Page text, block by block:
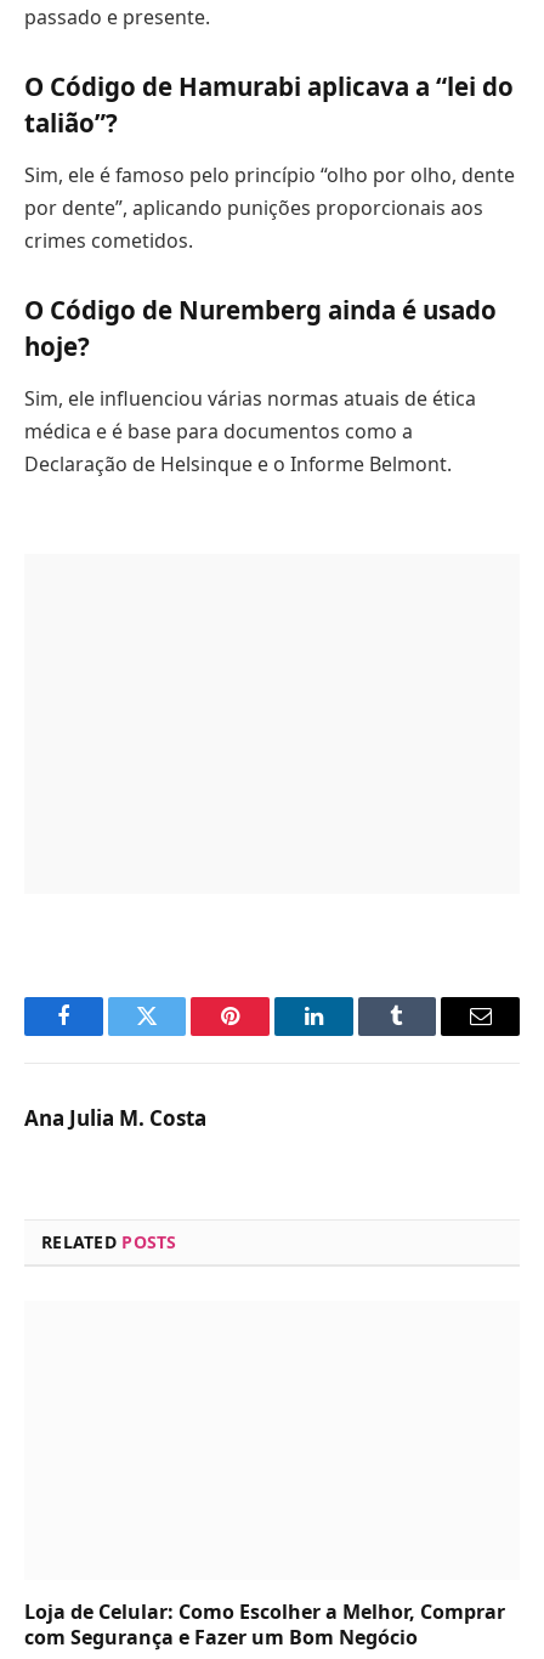
passado e presente.
O Código de Hamurabi aplicava a “lei do
talião”?
Sim, ele é famoso pelo princípio “olho por olho, dente
por dente”, aplicando punições proporcionais aos
crimes cometidos.
O Código de Nuremberg ainda é usado
hoje?
Sim, ele influenciou várias normas atuais de ética
médica e é base para documentos como a
Declaração de Helsinque e o Informe Belmont.
FacebookTwitter Pinterest LinkedInTumblr Email
Ana Julia M. Costa
RELATED POSTS
Loja de Celular: Como Escolher a Melhor, Comprar
com Segurança e Fazer um Bom Negócio